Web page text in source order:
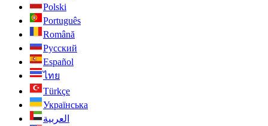
Polski
Português
Română
Русский
Español
ไทย
Türkçe
Українська
العربية